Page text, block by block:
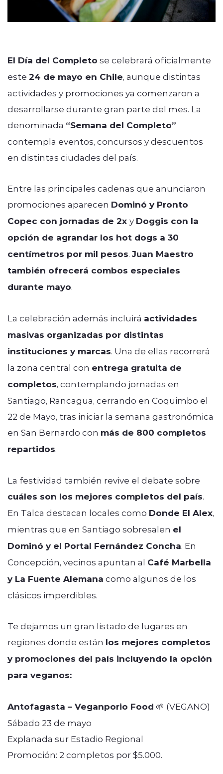
El Día del Completo se celebrará oficialmente
este 24 de mayo en Chile, aunque distintas
actividades y promociones ya comenzaron a
desarrollarse durante gran parte del mes. La
denominada “Semana del Completo”
contempla eventos, concursos y descuentos
en distintas ciudades del país.
Entre las principales cadenas que anunciaron
promociones aparecen Dominó y Pronto
Copec con jornadas de 2x y Doggis con la
opción de agrandar los hot dogs a 30
centímetros por mil pesos. Juan Maestro
también ofrecerá combos especiales
durante mayo.
La celebración además incluirá actividades
masivas organizadas por distintas
instituciones y marcas. Una de ellas recorrerá
la zona central con entrega gratuita de
completos, contemplando jornadas en
Santiago, Rancagua, cerrando en Coquimbo el
22 de Mayo, tras iniciar la semana gastronómica
en San Bernardo con más de 800 completos
repartidos.
La festividad también revive el debate sobre
cuáles son los mejores completos del país.
En Talca destacan locales como Donde El Alex,
mientras que en Santiago sobresalen el
Dominó y el Portal Fernández Concha. En
Concepción, vecinos apuntan al Café Marbella
y La Fuente Alemana como algunos de los
clásicos imperdibles.
Te dejamos un gran listado de lugares en
regiones donde están los mejores completos
y promociones del país incluyendo la opción
para veganos:
Antofagasta – Veganporio Food 🌱 (VEGANO)
Sábado 23 de mayo
Explanada sur Estadio Regional
Promoción: 2 completos por $5.000.